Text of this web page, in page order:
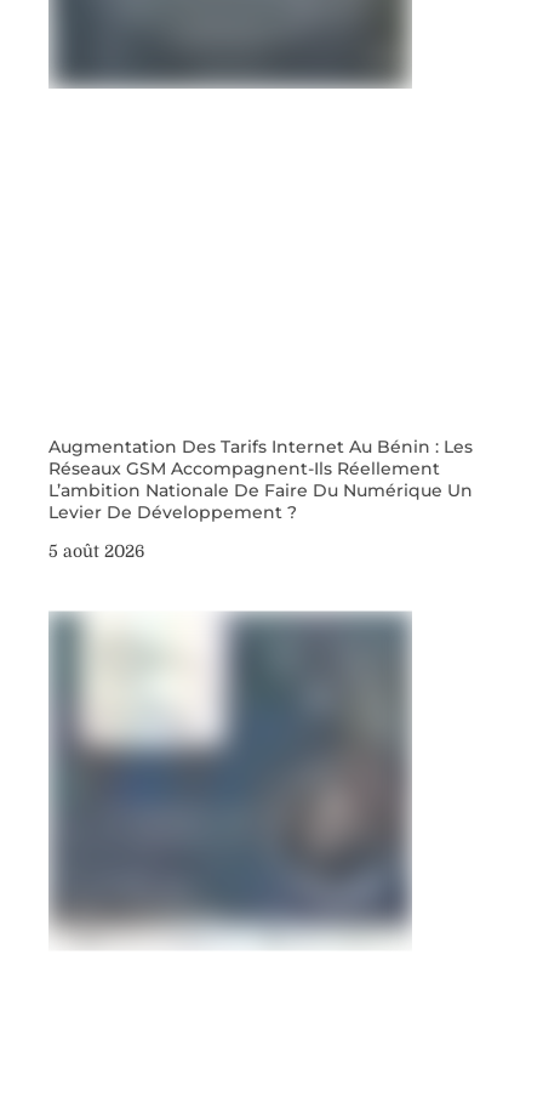
Augmentation Des Tarifs Internet Au Bénin : Les
Réseaux GSM Accompagnent-Ils Réellement
L’ambition Nationale De Faire Du Numérique Un
Levier De Développement ?
5 août 2026